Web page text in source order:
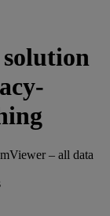
– all data